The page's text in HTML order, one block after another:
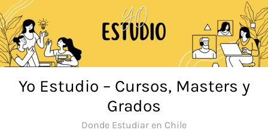
Saltar
al
contenido
Yo Estudio – Cursos, Masters y
Grados
Donde Estudiar en Chile